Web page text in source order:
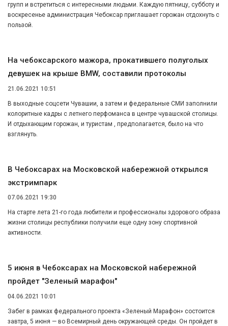
групп и встретиться с интересными людьми. Каждую пятницу, субботу и
воскресенье администрация Чебоксар приглашает горожан отдохнуть с
пользой.
На чебоксарского мажора, прокатившего полуголых
девушек на крыше BMW, составили протоколы
21.06.2021 10:51
В выходные соцсети Чувашии, а затем и федеральные СМИ заполнили
колоритные кадры с летнего перфоманса в центре чувашской столицы.
И отдыхающим горожан, и туристам , предполагается, было на что
взглянуть.
В Чебоксарах на Московской набережной открылся
экстримпарк
07.06.2021 19:30
На старте лета 21-го года любители и профессионалы здорового образа
жизни столицы республики получили еще одну зону спортивной
активности.
5 июня в Чебоксарах на Московской набережной
пройдет "Зеленый марафон"
04.06.2021 10:01
Забег в рамках федерального проекта «Зеленый Марафон» состоится
завтра, 5 июня — во Всемирный день окружающей среды. Он пройдет в